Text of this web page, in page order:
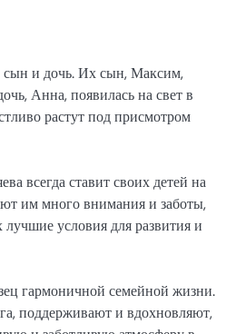
сын и дочь. Их сын, Максим,
Анна, появилась на свет в
растут под присмотром
всегда ставит своих детей на
им много внимания и заботы,
лучшие условия для развития и
гармоничной семейной жизни.
поддерживают и вдохновляют,